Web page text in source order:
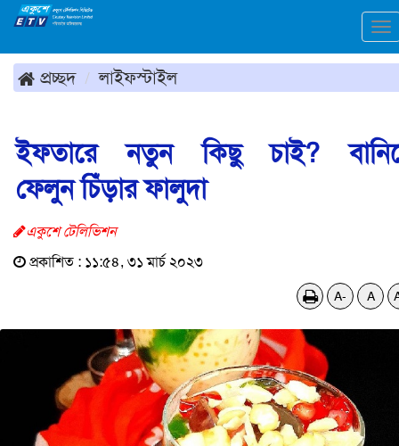
প্রচ্ছদ লাইফস্টাইল
ইফতারে নতুন কিছু চাই?
ফেলুন চিঁড়ার ফালুদা
একুশে টেলিভিশন
প্রকাশিত : ১১:৫৪, ৩১ মার্চ ২০২৩
A- A